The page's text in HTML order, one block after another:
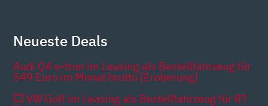
Neueste Deals
Audi Q4 e-tron im Leasing als Bestellfahrzeug für
549 Euro im Monat brutto [Eroberung]
💥 VW Golf im Leasing als Bestellfahrzeug für 87